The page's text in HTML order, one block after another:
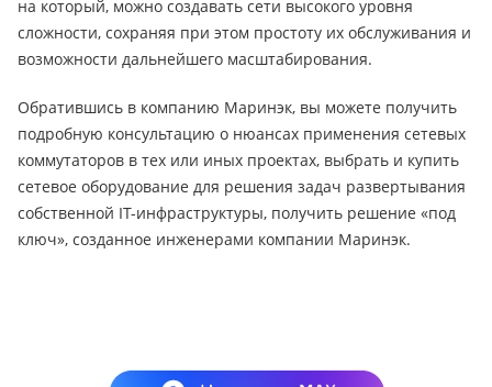
на который, можно создавать сети высокого уровня
сложности, сохраняя при этом простоту их обслуживания и
возможности дальнейшего масштабирования.
Обратившись в компанию Маринэк, вы можете получить
подробную консультацию о нюансах применения сетевых
коммутаторов в тех или иных проектах, выбрать и купить
сетевое оборудование для решения задач развертывания
собственной IT-инфраструктуры, получить решение «под
ключ», созданное инженерами компании Маринэк.